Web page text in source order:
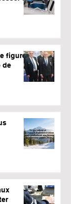
figure
de